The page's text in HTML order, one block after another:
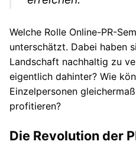
Welche Rolle Online-PR-
unterschätzt. Dabei haben
Landschaft nachhaltig zu
eigentlich dahinter? Wie
Einzelpersonen
profitieren?
Die Revolution der